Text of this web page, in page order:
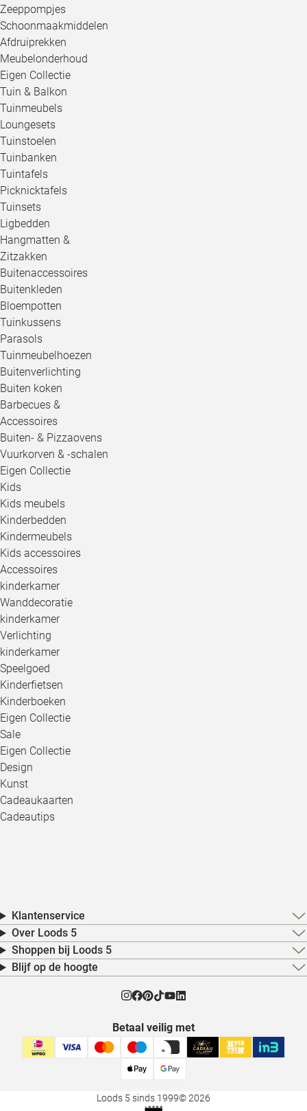
Zeeppompjes
Schoonmaakmiddelen
Afdruiprekken
Meubelonderhoud
Eigen Collectie
Tuin & Balkon
Tuinmeubels
Loungesets
Tuinstoelen
Tuinbanken
Tuintafels
Picknicktafels
Tuinsets
Ligbedden
Hangmatten &
Zitzakken
Buitenaccessoires
Buitenkleden
Bloempotten
Tuinkussens
Parasols
Tuinmeubelhoezen
Buitenverlichting
Buiten koken
Barbecues &
Accessoires
Buiten- & Pizzaovens
Vuurkorven & -schalen
Eigen Collectie
Kids
Kids meubels
Kinderbedden
Kindermeubels
Kids accessoires
Accessoires
kinderkamer
Wanddecoratie
kinderkamer
Verlichting
kinderkamer
Speelgoed
Kinderfietsen
Kinderboeken
Eigen Collectie
Sale
Eigen Collectie
Design
Kunst
Cadeaukaarten
Cadeautips
Klantenservice
Over Loods 5
Shoppen bij Loods 5
Blijf op de hoogte
Betaal veilig met
Loods 5 sinds 1999© 2026